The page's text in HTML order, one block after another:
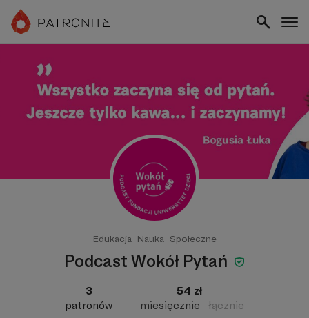
Edukacja Nauka Społeczne
Podcast Wokół Pytań
3
patronów
54 zł
miesięcznie
łącznie